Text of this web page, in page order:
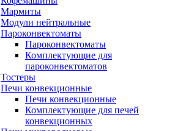
Мармиты
Модули нейтральные
Пароконвектоматы
Пароконвектоматы
Комплектующие для
пароконвектоматов
Тостеры
Печи конвекционные
Печи конвекционные
Комплектующие для печей
конвекционных